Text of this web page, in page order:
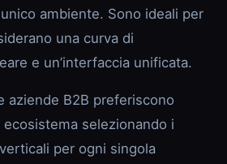
ambiente. Sono ideali per
una curva di
e un’interfaccia unificata.
aziende B2B preferiscono
selezionando i
per ogni singola